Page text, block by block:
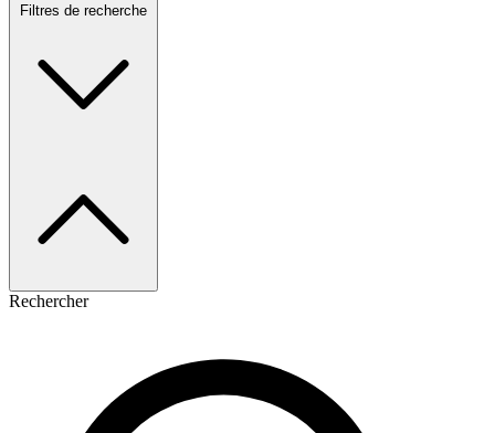
Filtres de recherche
Rechercher